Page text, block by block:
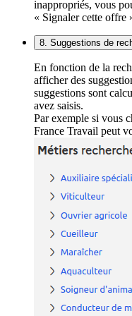
inappropriés, vous
« Signaler cette offre
8. Suggestions de
En fonction de la
afficher des
suggestions sont
avez saisis.
Par exemple si vous
France Travail peut